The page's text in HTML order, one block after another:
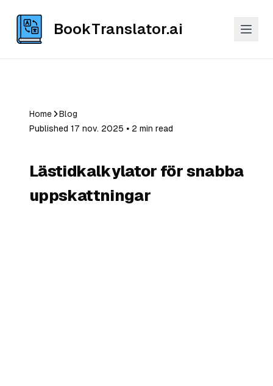
BookTranslator.ai
Home
Blog
Published 17 nov. 2025 ⦁ 2 min read
Lästidkalkylator för snabba
uppskattningar